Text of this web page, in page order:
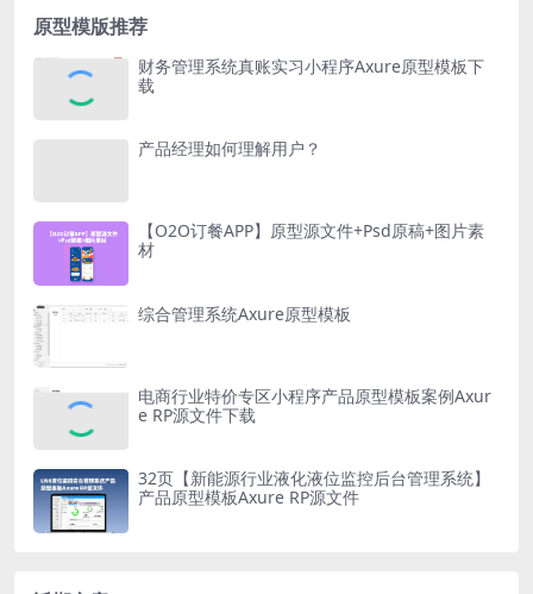
原型模版推荐
财务管理系统真账实习小程序Axure原型模板下
载
产品经理如何理解用户？
【O2O订餐APP】原型源文件+Psd原稿+图片素
材
综合管理系统Axure原型模板
电商行业特价专区小程序产品原型模板案例Axur
e RP源文件下载
32页【新能源行业液化液位监控后台管理系统】
产品原型模板Axure RP源文件